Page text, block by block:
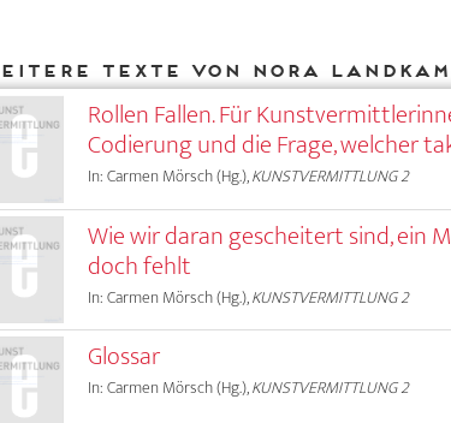
Texte von Nora
Rollen Fallen. Für
Codierung und die Frage, welcher
In: Carmen Mörsch (Hg.),KUNSTVERMITTLUNG 2
Wie wir daran gescheitert sind, ein
doch fehlt
In: Carmen Mörsch (Hg.),KUNSTVERMITTLUNG 2
Glossar
In: Carmen Mörsch (Hg.),KUNSTVERMITTLUNG 2